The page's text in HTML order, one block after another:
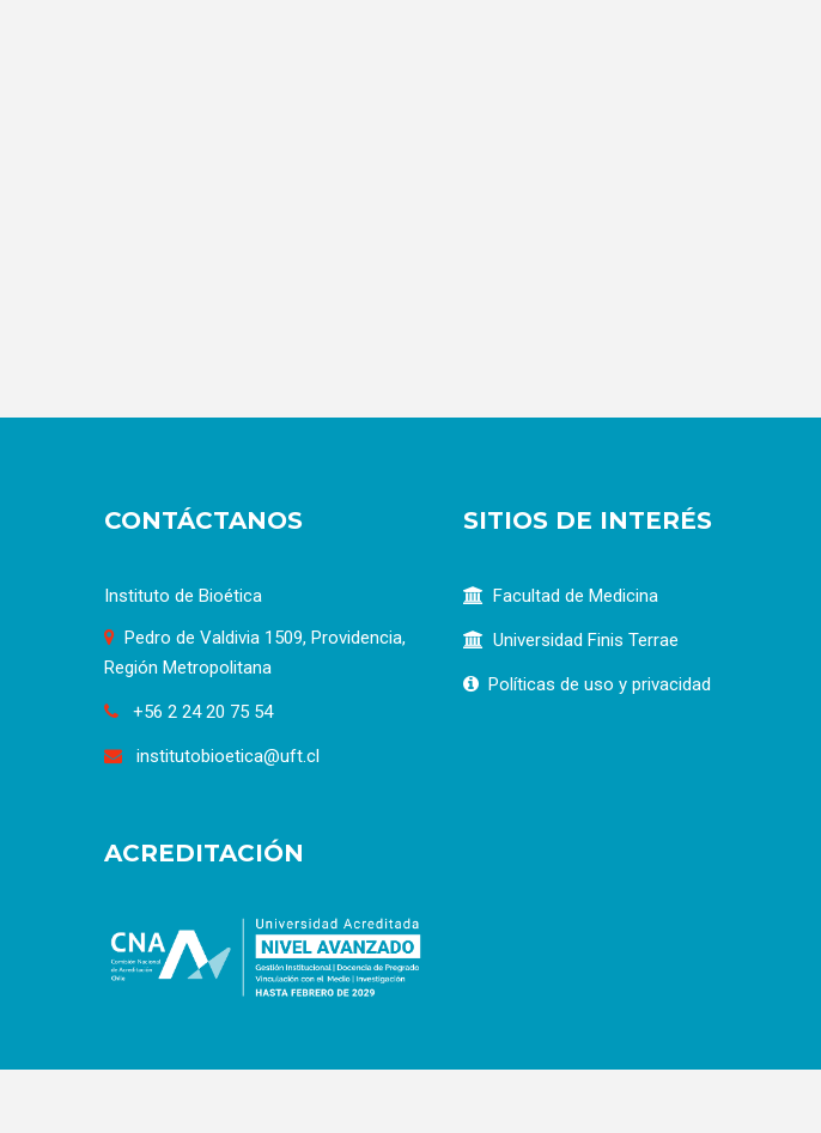
CONTÁCTANOS
Instituto de Bioética
Pedro de Valdivia 1509, Providencia,
Región Metropolitana
+56 2 24 20 75 54
institutobioetica@uft.cl
ACREDITACIÓN
SITIOS DE INTERÉS
Facultad de Medicina
Universidad Finis Terrae
Políticas de uso y privacidad